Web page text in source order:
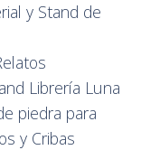
y Stand de
Librería Luna
piedra para
y Cribas